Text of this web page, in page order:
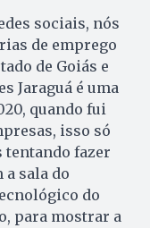
sociais, nós
de emprego
de Goiás e
Jaraguá é uma
quando fui
isso só
tentando fazer
a sala do
do
para mostrar a